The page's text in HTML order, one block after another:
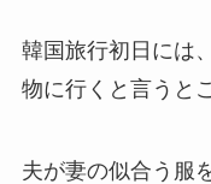
韓国旅行初日には
物に行くと言うと
夫が妻の似合う服